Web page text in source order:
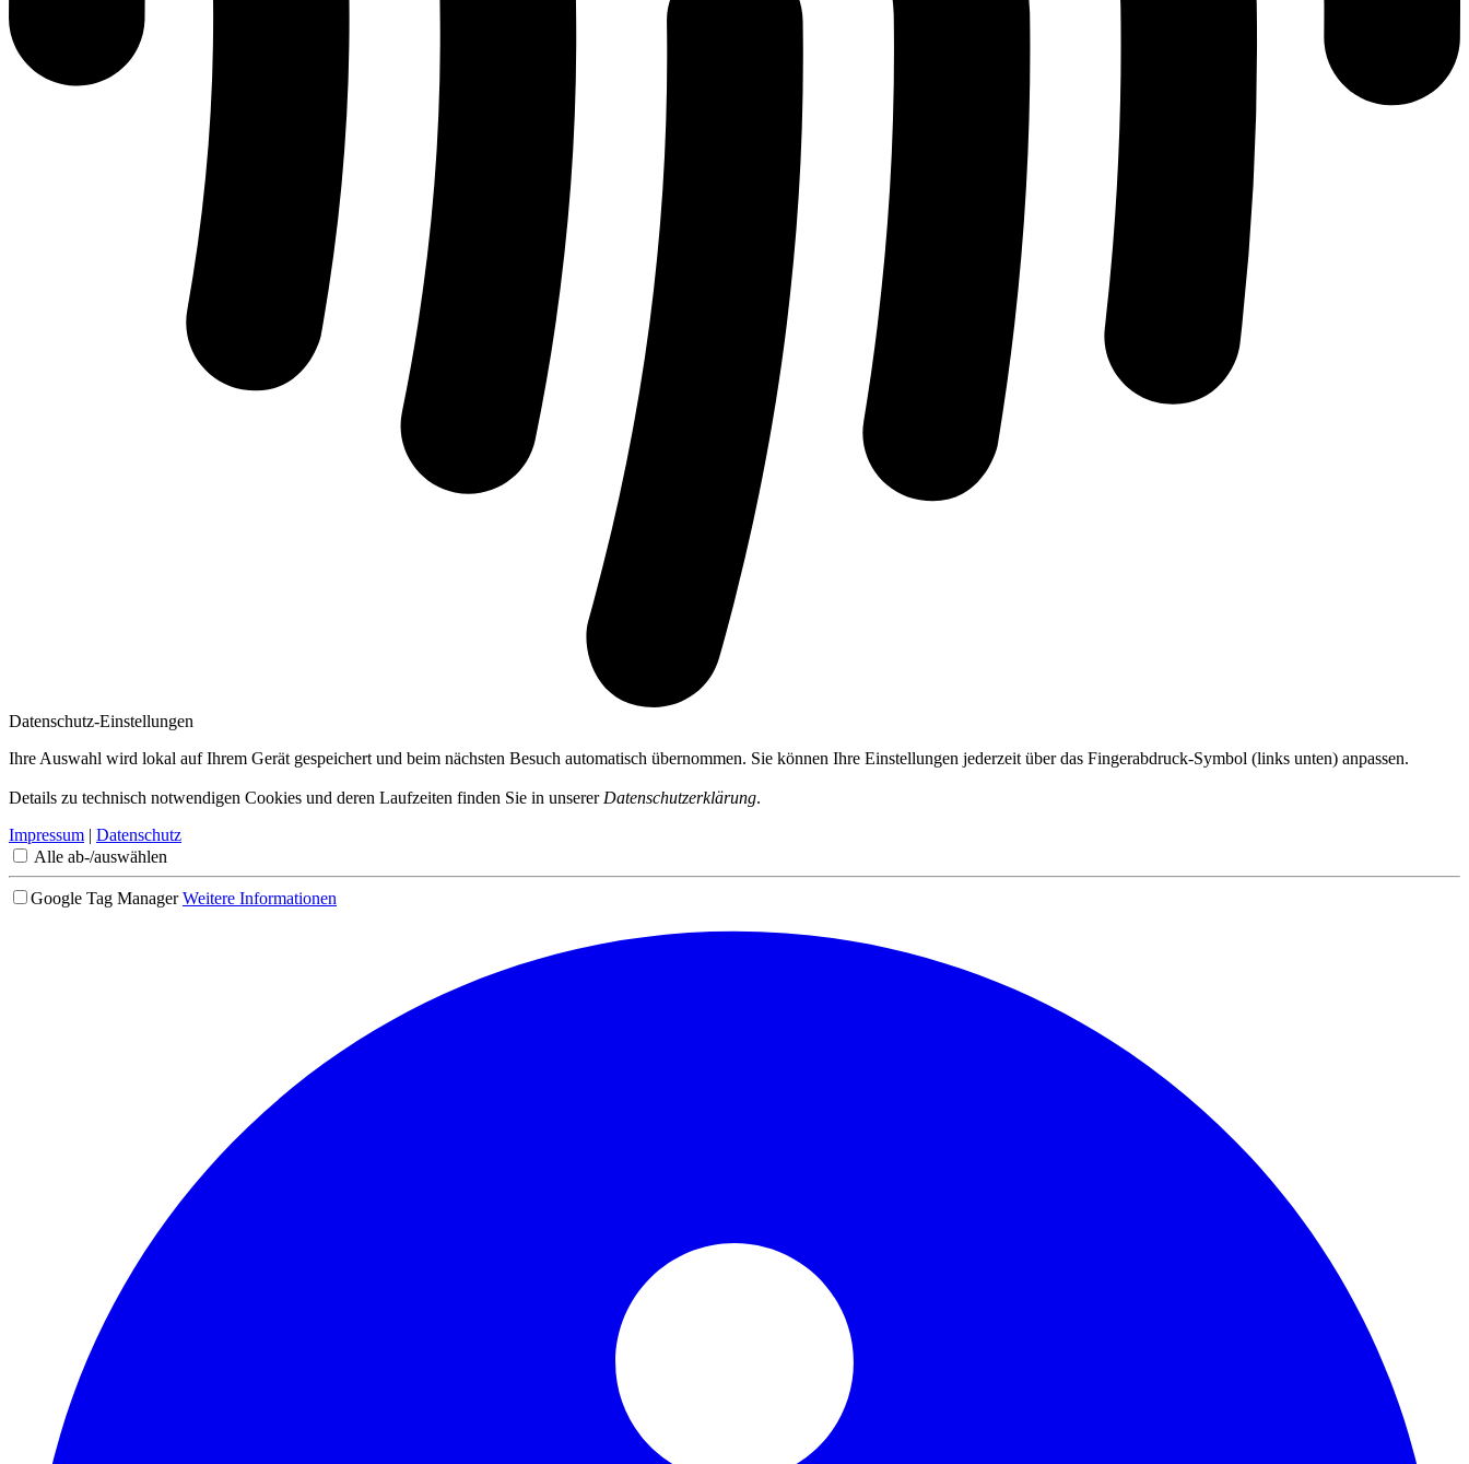
Datenschutz-Einstellungen
Ihre Auswahl wird lokal auf Ihrem Gerät gespeichert und beim nächsten Besuch automatisch übernommen. Sie können Ihre Einstellungen jederzeit über das Fingerabdruck-Symbol (links unten) anpassen.
Details zu technisch notwendigen Cookies und deren Laufzeiten finden Sie in unserer Datenschutzerklärung.
Impressum | Datenschutz
Alle ab-/auswählen
Google Tag Manager Weitere Informationen